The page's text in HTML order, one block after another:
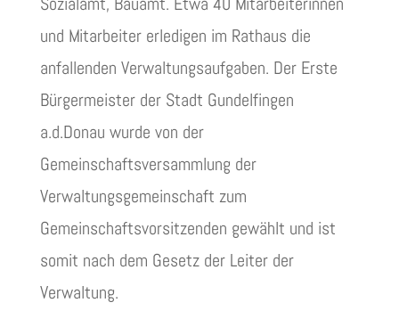
und Mitarbeiter erledigen im Rathaus die
anfallenden Verwaltungsaufgaben. Der Erste
Bürgermeister der Stadt Gundelfingen
a.d.Donau wurde von der
Gemeinschaftsversammlung der
Verwaltungsgemeinschaft zum
Gemeinschaftsvorsitzenden gewählt und ist
somit nach dem Gesetz der Leiter der
Verwaltung.